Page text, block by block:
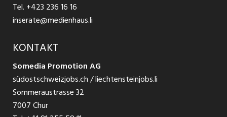
Temporär Jobs
Teilzeit Jobs
Praktikum
Impressum
Tel. +423 236 16 16
inserate@medienhaus.li
KONTAKT
Somedia Promotion AG
südostschweizjobs.ch / liechtensteinjobs.li
Sommeraustrasse 32
7007 Chur